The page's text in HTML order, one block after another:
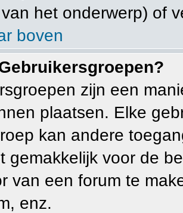
het onderwerp) of
boven
zijn een
plaatsen. Elke
kan andere
gemakkelijk voor de
van een forum te
enz.